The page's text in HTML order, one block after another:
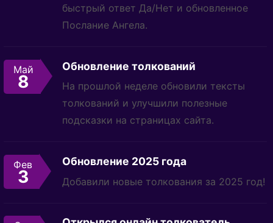
быстрый ответ Да/Нет и обновленное
Послание Ангела.
Май
8
Обновление толкований
На прошлой неделе обновили тексты
толкований и улучшили полезные
подсказки на страницах сайта.
Фев
3
Обновление 2025 года
Добавили новые толкования за 2025 год!